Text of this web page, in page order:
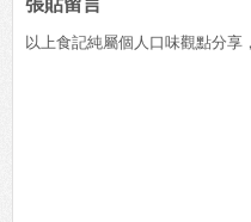
以上食記純屬個人口味觀點分享